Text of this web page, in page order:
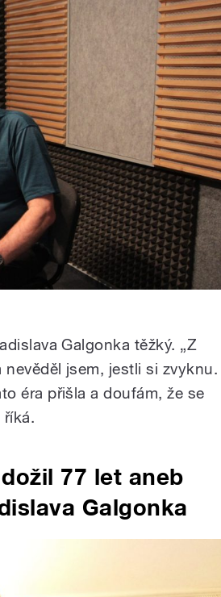
Galgonka těžký. „Z
jsem, jestli si zvyknu.
éra přišla a doufám, že se
77 let aneb
Galgonka